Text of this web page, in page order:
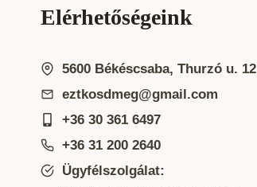
Elérhetőségeink
5600 Békéscsaba, Thurzó u. 12
eztkosdmeg@gmail.com
+36 30 361 6497
+36 31 200 2640
Ügyfélszolgálat: